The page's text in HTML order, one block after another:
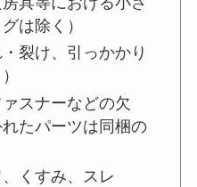
は除く）
裂け、引っかかり
スナーなどの欠
たパーツは同梱の
くすみ、スレ